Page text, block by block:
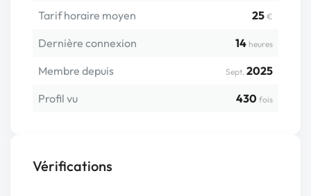
Tarif horaire moyen 25 €
Dernière connexion 14 heures
Membre depuis Sept. 2025
Profil vu
430 fois
Vérifications